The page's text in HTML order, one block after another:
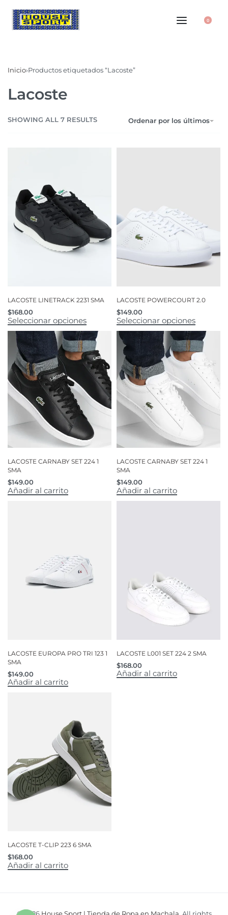
0
Inicio›Productos etiquetados “Lacoste”
Lacoste
SHOWING ALL 7 RESULTS Ordenar por los últimos
LACOSTE LINETRACK 2231 SMA
$168.00
Seleccionar opciones
LACOSTE POWERCOURT 2.0
$149.00
Seleccionar opciones
LACOSTE CARNABY SET 224 1
SMA
$149.00
Añadir al carrito
LACOSTE CARNABY SET 224 1
SMA
$149.00
Añadir al carrito
LACOSTE EUROPA PRO TRI 123 1
SMA
$149.00
Añadir al carrito
LACOSTE L001 SET 224 2 SMA
$168.00
Añadir al carrito
LACOSTE T-CLIP 223 6 SMA
$168.00
Añadir al carrito
© 2026 House Sport | Tienda de Ropa en Machala . All rights